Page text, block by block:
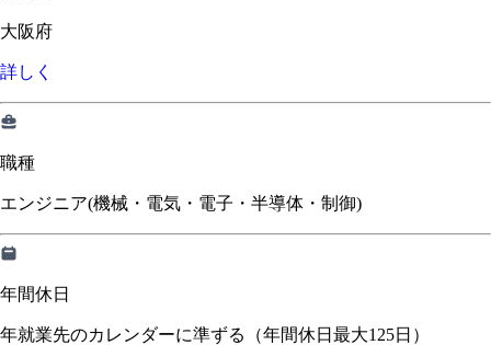
大阪府
詳しく
職種
エンジニア(機械・電気・電子・半導体・制御)
年間休日
年就業先のカレンダーに準ずる（年間休日最大125日）